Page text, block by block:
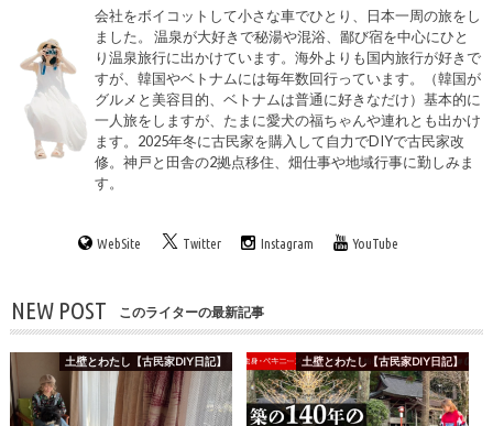
会社をボイコットして小さな車でひとり、日本一周の旅をし
ました。 温泉が大好きで秘湯や混浴、鄙び宿を中心にひと
り温泉旅行に出かけています。海外よりも国内旅行が好きで
すが、韓国やベトナムには毎年数回行っています。（韓国が
グルメと美容目的、ベトナムは普通に好きなだけ）基本的に
一人旅をしますが、たまに愛犬の福ちゃんや連れとも出かけ
ます。2025年冬に古民家を購入して自力でDIYで古民家改
修。神戸と田舎の2拠点移住、畑仕事や地域行事に勤しみま
す。
WebSite Twitter Instagram YouTube
NEW POST このライターの最新記事
土壁とわたし【古民家DIY日記】 土壁とわたし【古民家DIY日記】